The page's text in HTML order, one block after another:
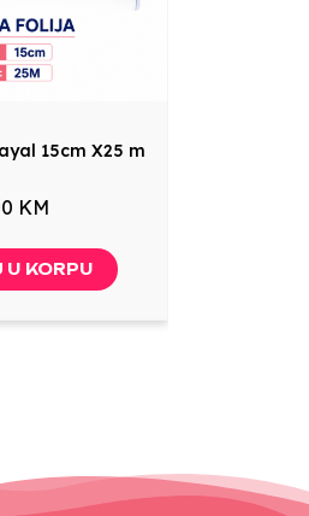
15cm X25 m
KM
KORPU